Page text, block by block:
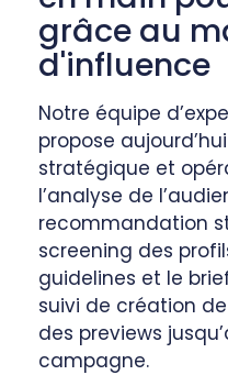
grâce au
d'influence
Notre équipe
propose
stratégique et
l’analyse de
recommandation
screening des
guidelines et le
suivi de création
des previews
campagne.